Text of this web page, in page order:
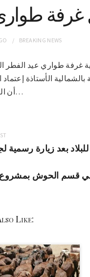
BREAKING NEWS
غرفة طواري عيد
بالشمالية الأستاذة
أن الغرفة تضم في…
بعد زيارة رسمية
قسم الحوش
Like: